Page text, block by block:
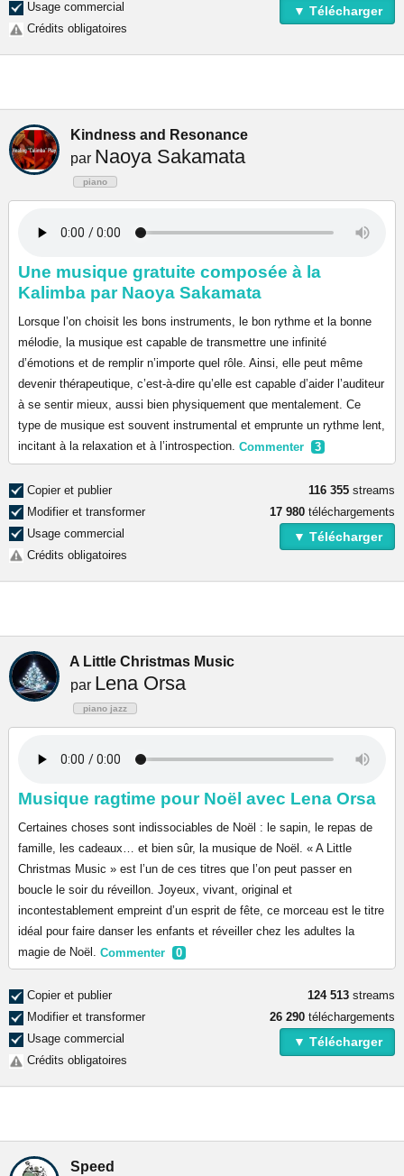
Usage commercial
Crédits obligatoires
▼ Télécharger
Kindness and Resonance
par Naoya Sakamata
piano
Une musique gratuite composée à la
Kalimba par Naoya Sakamata
Lorsque l’on choisit les bons instruments, le bon rythme et la bonne
mélodie, la musique est capable de transmettre une infinité
d’émotions et de remplir n’importe quel rôle. Ainsi, elle peut même
devenir thérapeutique, c’est-à-dire qu’elle est capable d’aider l’auditeur
à se sentir mieux, aussi bien physiquement que mentalement. Ce
type de musique est souvent instrumental et emprunte un rythme lent,
incitant à la relaxation et à l’introspection. Commenter 3
Copier et publier
Modifier et transformer
Usage commercial
Crédits obligatoires
116 355 streams
17 980 téléchargements
▼ Télécharger
A Little Christmas Music
par Lena Orsa
piano jazz
Musique ragtime pour Noël avec Lena Orsa
Certaines choses sont indissociables de Noël : le sapin, le repas de
famille, les cadeaux… et bien sûr, la musique de Noël. « A Little
Christmas Music » est l’un de ces titres que l’on peut passer en
boucle le soir du réveillon. Joyeux, vivant, original et
incontestablement empreint d’un esprit de fête, ce morceau est le titre
idéal pour faire danser les enfants et réveiller chez les adultes la
magie de Noël. Commenter 0
Copier et publier
Modifier et transformer
Usage commercial
Crédits obligatoires
124 513 streams
26 290 téléchargements
▼ Télécharger
Speed